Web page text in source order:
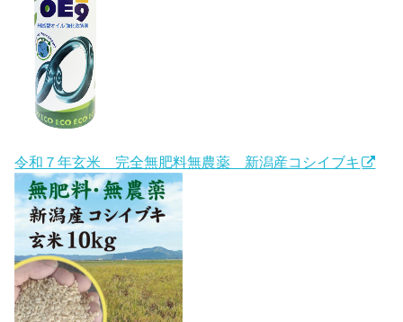
令和７年玄米 完全無肥料無農薬 新潟産コシイブキ